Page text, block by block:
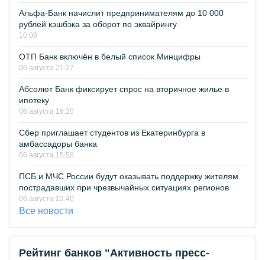
Альфа-Банк начислит предпринимателям до 10 000
рублей кэшбэка за оборот по эквайрингу
10:00
ОТП Банк включён в белый список Минцифры
06 августа 21:27
Абсолют Банк фиксирует спрос на вторичное жилье в
ипотеку
06 августа 16:20
Сбер приглашает студентов из Екатеринбурга в
амбассадоры банка
06 августа 15:56
ПСБ и МЧС России будут оказывать поддержку жителям
пострадавших при чрезвычайных ситуациях регионов
06 августа 12:40
Все новости
Рейтинг банков "Активность пресс-